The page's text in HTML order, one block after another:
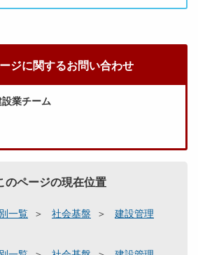
ジに関するお問い合わせ
業チーム
のページの現在位置
一覧 社会基盤
建設管理